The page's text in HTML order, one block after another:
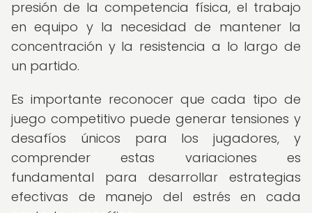
presión de la competencia física, el trabajo
en equipo y la necesidad de mantener la
concentración y la resistencia a lo largo de
un partido.
Es importante reconocer que cada tipo de
juego competitivo puede generar tensiones y
desafíos únicos para los jugadores, y
comprender estas variaciones es
fundamental para desarrollar estrategias
efectivas de manejo del estrés en cada